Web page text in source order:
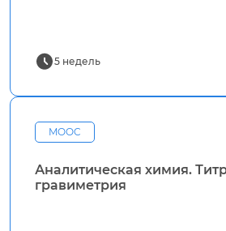
5 недель
MOOC
Аналитическая химия.
гравиметрия